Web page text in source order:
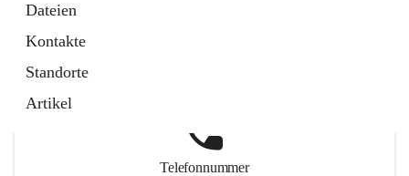
Dateien
Kontakte
Standorte
Artikel
Telefonnummer